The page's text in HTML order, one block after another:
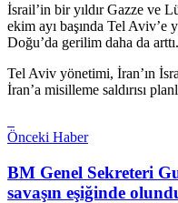
İsrail’in bir yıldır Gazze ve
ekim ayı başında Tel Aviv’e
Doğu’da gerilim daha da arttı.
Tel Aviv yönetimi, İran’ın
İran’a misilleme saldırısı
Önceki Haber
BM Genel Sekreteri
savaşın eşiğinde